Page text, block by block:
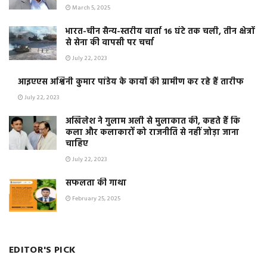
March 5, 2025
भारत-चीन सैन्य-स्तरीय वार्ता 16 घंटे तक चली, तीन क्षेत्रों
से सेना की वापसी पर चर्चा
July 22, 2023
आइएएस अश्विनी कुमार पांडेय के कार्यो की ग्रामीण कर रहे हैं तारीफ
July 22, 2023
अखिलेश ने गुलाम अली से मुलाकात की, कहते हैं कि
कला और कलाकारों को राजनीति से नहीं जोड़ा जाना
चाहिए
July 22, 2023
सफलता की गाथा
February 25, 2025
EDITOR'S PICK